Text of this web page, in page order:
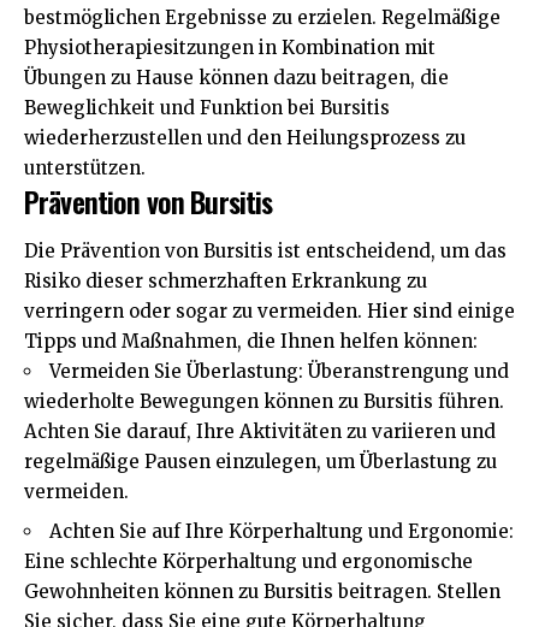
bestmöglichen Ergebnisse zu erzielen. Regelmäßige
Physiotherapiesitzungen in Kombination mit
Übungen zu Hause können dazu beitragen, die
Beweglichkeit und Funktion bei Bursitis
wiederherzustellen und den Heilungsprozess zu
unterstützen.
Prävention von Bursitis
Die Prävention von Bursitis ist entscheidend, um das
Risiko dieser schmerzhaften Erkrankung zu
verringern oder sogar zu vermeiden. Hier sind einige
Tipps und Maßnahmen, die Ihnen helfen können:
Vermeiden Sie Überlastung: Überanstrengung und
wiederholte Bewegungen können zu Bursitis führen.
Achten Sie darauf, Ihre Aktivitäten zu variieren und
regelmäßige Pausen einzulegen, um Überlastung zu
vermeiden.
Achten Sie auf Ihre Körperhaltung und Ergonomie:
Eine schlechte Körperhaltung und ergonomische
Gewohnheiten können zu Bursitis beitragen. Stellen
Sie sicher, dass Sie eine gute Körperhaltung